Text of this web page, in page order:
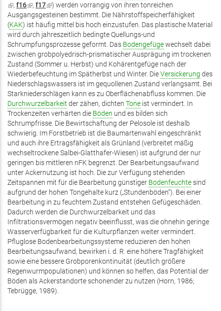
extern)
(Link
ist
extern)
, f16(Link
ist
extern)
, f17(Link
ist
extern)
) werden vorrangig von ihren tonreichen
Ausgangsgesteinen bestimmt. Die Nährstoffspeicherfähigkeit
(KAK) ist häufig mittel bis hoch einzustufen. Das plastische Material
wird durch jahreszeitlich bedingte Quellungs-und
Schrumpfungsprozesse geformt. Das Bodengefügewechselt dabei
zwischen grobpolyedrisch-prismatischer Ausprägung im trockenen
Zustand (Sommer u. Herbst) und Kohärentgefüge nach der
Wiederbefeuchtung im Spätherbst und Winter. DieVersickerung des
Niederschlagswassers ist im gequollenen Zustand verlangsamt. Bei
Starkniederschlägen kann es zu Oberflächenabfluss kommen. Die
Durchwurzelbarkeit der zähen, dichten Tone ist vermindert. In
Trockenzeiten verhärten die Böden und es bilden sich
Schrumpfrisse. Die Bewirtschaftung der Pelosole ist deshalb
schwierig. Im Forstbetrieb ist die Baumartenwahl eingeschränkt
und auch ihre Ertragsfähigkeit als Grünland (verbreitet mäßig
wechseltrockene Salbei-Glatthafer-Wiesen) ist aufgrund der nur
geringen bis mittleren nFK begrenzt. Der Bearbeitungsaufwand
unter Ackernutzung ist hoch. Die zur Verfügung stehenden
Zeitspannen mit für die Bearbeitung günstiger Bodenfeuchtesind
aufgrund der hohen Tongehalte kurz („Stundenböden“). Bei einer
Bearbeitung in zu feuchtem Zustand entstehen Gefügeschäden.
Dadurch werden die Durchwurzelbarkeit und das
Infiltrationsvermögen negativ beeinflusst, was die ohnehin geringe
Wasserverfügbarkeit für die Kulturpflanzen weiter vermindert.
Pfluglose Bodenbearbeitungssysteme reduzieren den hohen
Bearbeitungsaufwand, bewirken i. d. R. eine höhere Tragfähigkeit
sowie eine bessere Grobporenkontinuität (deutlich größere
Regenwurmpopulationen) und können so helfen, das Potential der
Böden als Ackerstandorte schonender zu nutzen (Horn, 1986;
Tebrügge, 1989).